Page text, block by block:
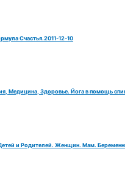
Счастья.2011-12-10
Медицина, Здоровье. Йога в помощь
и Родителей. Женщин. Мам.